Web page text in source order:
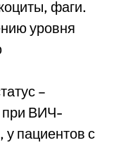
фаги.
уровня
–
при ВИЧ-
у пациентов с